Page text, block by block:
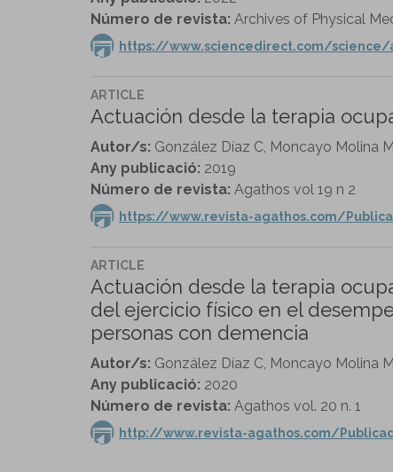
Número de revista: Archives of Physical
https://www.sciencedirect.com/science/
ARTICLE
Actuación desde la terapia
Autor/s: González Díaz C, Moncayo Molina
Any publicació: 2019
Número de revista: Agathos vol 19 n 2
https://www.revista-agathos.com/
ARTICLE
Actuación desde la terapia
del ejercicio físico en el
personas con demencia
Autor/s: González Díaz C, Moncayo Molina
Any publicació: 2020
Número de revista: Agathos vol. 20 n. 1
http://www.revista-agathos.com/